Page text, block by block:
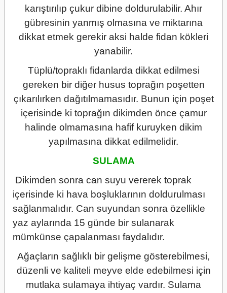
karıştırılıp çukur dibine doldurulabilir. Ahır
gübresinin yanmış olmasına ve miktarına
dikkat etmek gerekir aksi halde fidan kökleri
yanabilir.
Tüplü/topraklı fidanlarda dikkat edilmesi
gereken bir diğer husus toprağın poşetten
çıkarılırken dağıtılmamasıdır. Bunun için poşet
içerisinde ki toprağın dikimden önce çamur
halinde olmamasına hafif kuruyken dikim
yapılmasına dikkat edilmelidir.
SULAMA
Dikimden sonra can suyu vererek toprak
içerisinde ki hava boşluklarının doldurulması
sağlanmalıdır. Can suyundan sonra özellikle
yaz aylarında 15 günde bir sulanarak
mümkünse çapalanması faydalıdır.
Ağaçların sağlıklı bir gelişme gösterebilmesi,
düzenli ve kaliteli meyve elde edebilmesi için
mutlaka sulamaya ihtiyaç vardır. Sulama